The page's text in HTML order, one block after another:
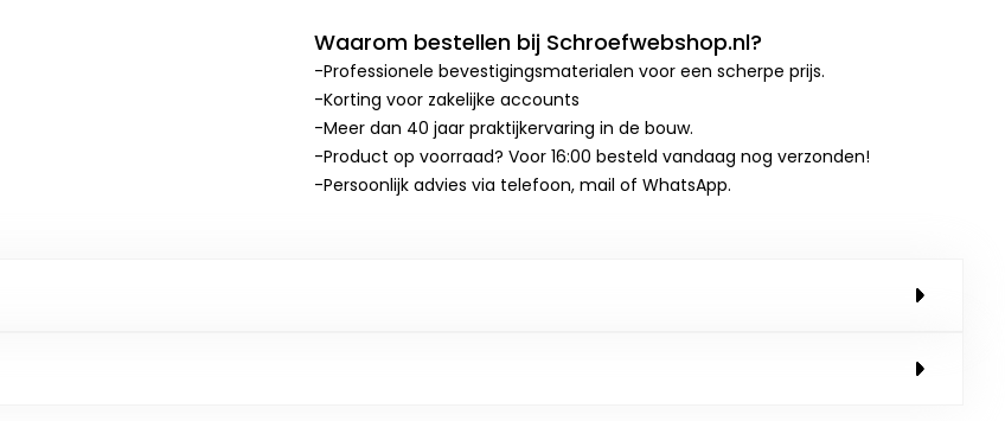
Waarom bestellen bij Schroefwebshop.nl?
-Professionele bevestigingsmaterialen voor een scherpe prijs.
-Korting voor zakelijke accounts
-Meer dan 40 jaar praktijkervaring in de bouw.
-Product op voorraad? Voor 16:00 besteld vandaag nog verzonden!
-Persoonlijk advies via telefoon, mail of WhatsApp.